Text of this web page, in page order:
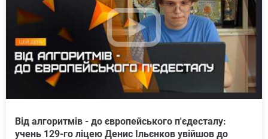
Від алгоритмів - до європейського п'єдесталу:
учень 129-го ліцею Денис Ільєнков увійшов до